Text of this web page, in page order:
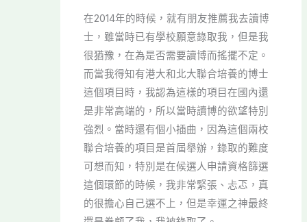
在2014年的時候，就有朋友推薦我去讀博
士，雖當時已有學校願意錄取我，但是我
很猶豫，在為是否需要讀博而搖擺不定。
而當我得知有港大和北大聯合培養的博士
這個項目時，我認為這樣的項目在國內還
是非常高端的，所以當時讀博的欲望特別
強烈。當時還有個小插曲，因為這個兩校
聯合培養的項目是首屆舉辦，錄取的難度
可想而知，特別是在候選人申請資格篩選
這個環節的時候，我非常緊張、忐忑，真
的很擔心自己選不上，但是幸運之神最終